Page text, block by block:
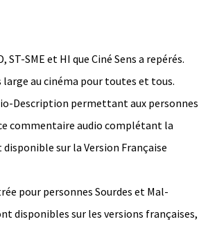
SME et HI que Ciné Sens a repérés.
au cinéma pour toutes et tous.
Description permettant aux personnes
commentaire audio complétant la
disponible sur la Version Française
pour personnes Sourdes et Mal-
disponibles sur les versions françaises,